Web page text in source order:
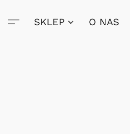
SKLEP O NAS